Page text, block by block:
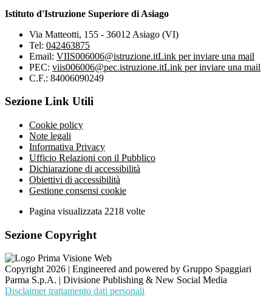
Istituto d'Istruzione Superiore di Asiago
Via Matteotti, 155 - 36012 Asiago (VI)
Tel: 042463875
Email: VIIS006006@istruzione.itLink per inviare una mail
PEC: viis006006@pec.istruzione.itLink per inviare una mail
C.F.: 84006090249
Sezione Link Utili
Cookie policy
Note legali
Informativa Privacy
Ufficio Relazioni con il Pubblico
Dichiarazione di accessibilità
Obiettivi di accessibilità
Gestione consensi cookie
Pagina visualizzata 2218 volte
Sezione Copyright
Copyright 2026 | Engineered and powered by Gruppo Spaggiari
Parma S.p.A. | Divisione Publishing & New Social Media
Disclaimer trattamento dati personali